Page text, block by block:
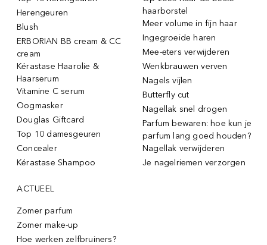
Herengeuren
Blush
ERBORIAN BB cream & CC
cream
Kérastase Haarolie &
Haarserum
Vitamine C serum
Oogmasker
Douglas Giftcard
Top 10 damesgeuren
Concealer
Kérastase Shampoo
haarborstel
Meer volume in fijn haar
Ingegroeide haren
Mee-eters verwijderen
Wenkbrauwen verven
Nagels vijlen
Butterfly cut
Nagellak snel drogen
Parfum bewaren: hoe kun je
parfum lang goed houden?
Nagellak verwijderen
Je nagelriemen verzorgen
ACTUEEL
Zomer parfum
Zomer make-up
Hoe werken zelfbruiners?